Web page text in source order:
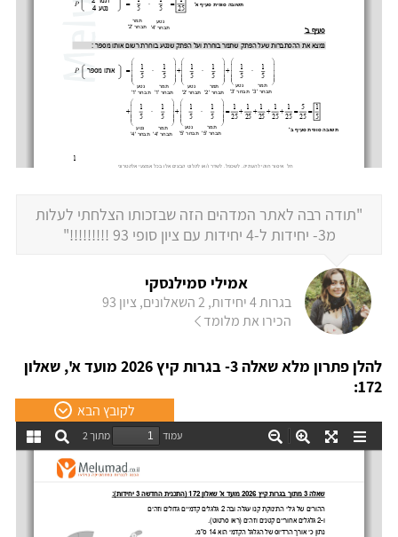
"תודה רבה לאתר המדהים הזה שבזכותו הצלחתי לעלות
מ3- יחידות ל-4 יחידות עם ציון סופי 93 !!!!!!!!!"
אמילי סמילנסקי
בגרות 4 יחידות, 2 השאלונים, ציון 93
הכירו את מלומד
להלן פתרון מלא שאלה 3- בגרות קיץ 2026 מועד א', שאלון
172:
לקובץ הבא